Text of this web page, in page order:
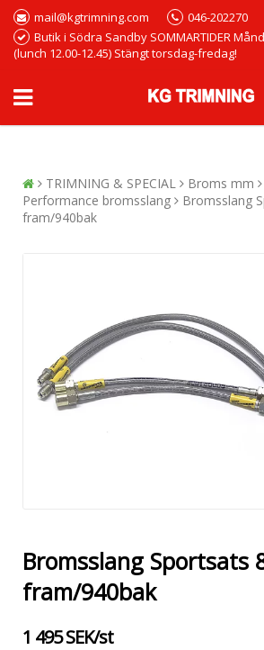
mail@kgtrimning.com 046-202270
Butik i Södra Sandby SOMMARTIDER
(lunch 12.00-12.45) Stängt torsdag-fredag!
TRIMNING & SPECIAL Broms mm
Performance bromsslang
Bromsslang
fram/940bak
Bromsslang Sportsats
fram/940bak
1 495 SEK/st